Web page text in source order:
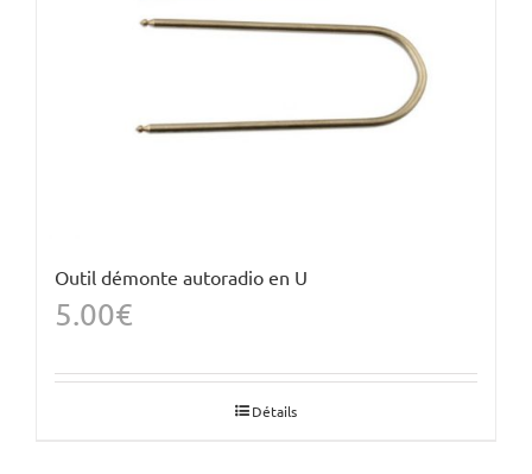
du
Outil démonte autoradio en U
5.00€
Détails